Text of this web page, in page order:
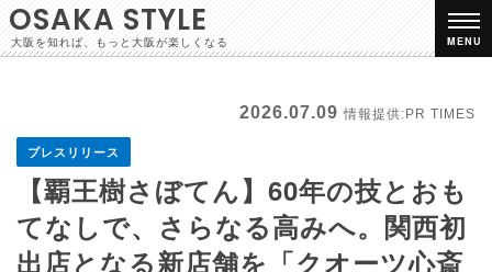
OSAKA STYLE
大阪を知れば、もっと大阪が楽しくなる MENU
2026.07.09 情報提供:PR TIMES
プレスリリース
【覇王樹さぼてん】60年の技とおも
てなしで、さらなる高みへ。関西初
出店となる新店舗を「クオーツ心斎